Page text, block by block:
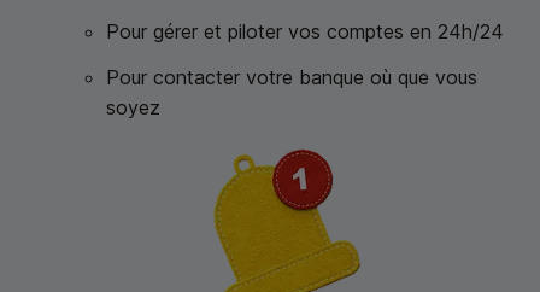
Pour gérer et piloter vos comptes en 24h/24
Pour contacter votre banque où que vous
soyez